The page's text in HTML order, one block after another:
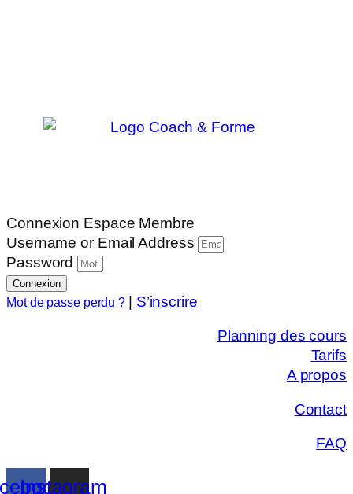
Connexion Espace Membre
Username or Email Address
Password
Connexion
Mot de passe perdu ? | S’inscrire
Planning des cours
Tarifs
A propos
Contact
FAQ
Instagram